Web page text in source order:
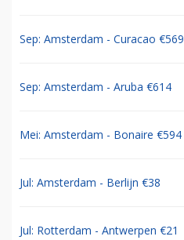
Sep: Amsterdam - Curacao €569
Sep: Amsterdam - Aruba €614
Mei: Amsterdam - Bonaire €594
Jul: Amsterdam - Berlijn €38
Jul: Rotterdam - Antwerpen €21